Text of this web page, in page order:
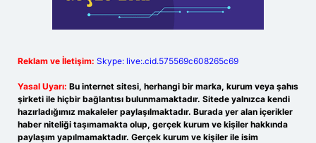
Reklam ve İletişim: Skype: live:.cid.575569c608265c69
Yasal Uyarı: Bu internet sitesi, herhangi bir marka, kurum veya şahıs
şirketi ile hiçbir bağlantısı bulunmamaktadır. Sitede yalnızca kendi
hazırladığımız makaleler paylaşılmaktadır. Burada yer alan içerikler
haber niteliği taşımamakta olup, gerçek kurum ve kişiler hakkında
paylaşım yapılmamaktadır. Gerçek kurum ve kişiler ile isim